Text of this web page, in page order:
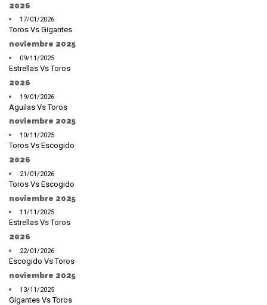
2026
17/01/2026
Toros Vs Gigantes
noviembre 2025
09/11/2025
Estrellas Vs Toros
2026
19/01/2026
Aguilas Vs Toros
noviembre 2025
10/11/2025
Toros Vs Escogido
2026
21/01/2026
Toros Vs Escogido
noviembre 2025
11/11/2025
Estrellas Vs Toros
2026
22/01/2026
Escogido Vs Toros
noviembre 2025
13/11/2025
Gigantes Vs Toros